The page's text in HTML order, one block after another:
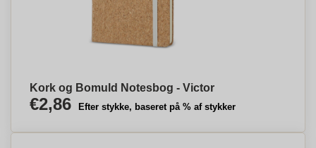
Kork og Bomuld Notesbog - Victor
€2,86 Efter stykke, baseret på % af stykker